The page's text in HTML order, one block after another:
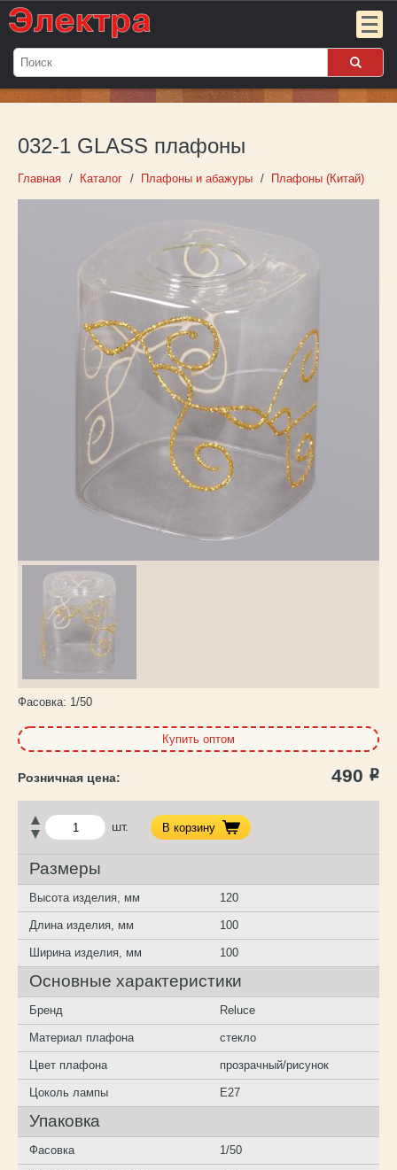
Мой
Пока
пуст
Войти
032-1 GLASS плафоны
Главная Каталог Плафоны и абажуры Плафоны (Китай)
Фасовка: 1/50
Купить оптом
490 Р
шт. В корзину
Размеры
Высота изделия, мм 120
Длина изделия, мм 100
Ширина изделия, мм 100
Основные характеристики
Бренд Reluce
Материал плафона стекло
Цвет плафона прозрачный/рисунок
Цоколь лампы E27
Упаковка
Фасовка 1/50